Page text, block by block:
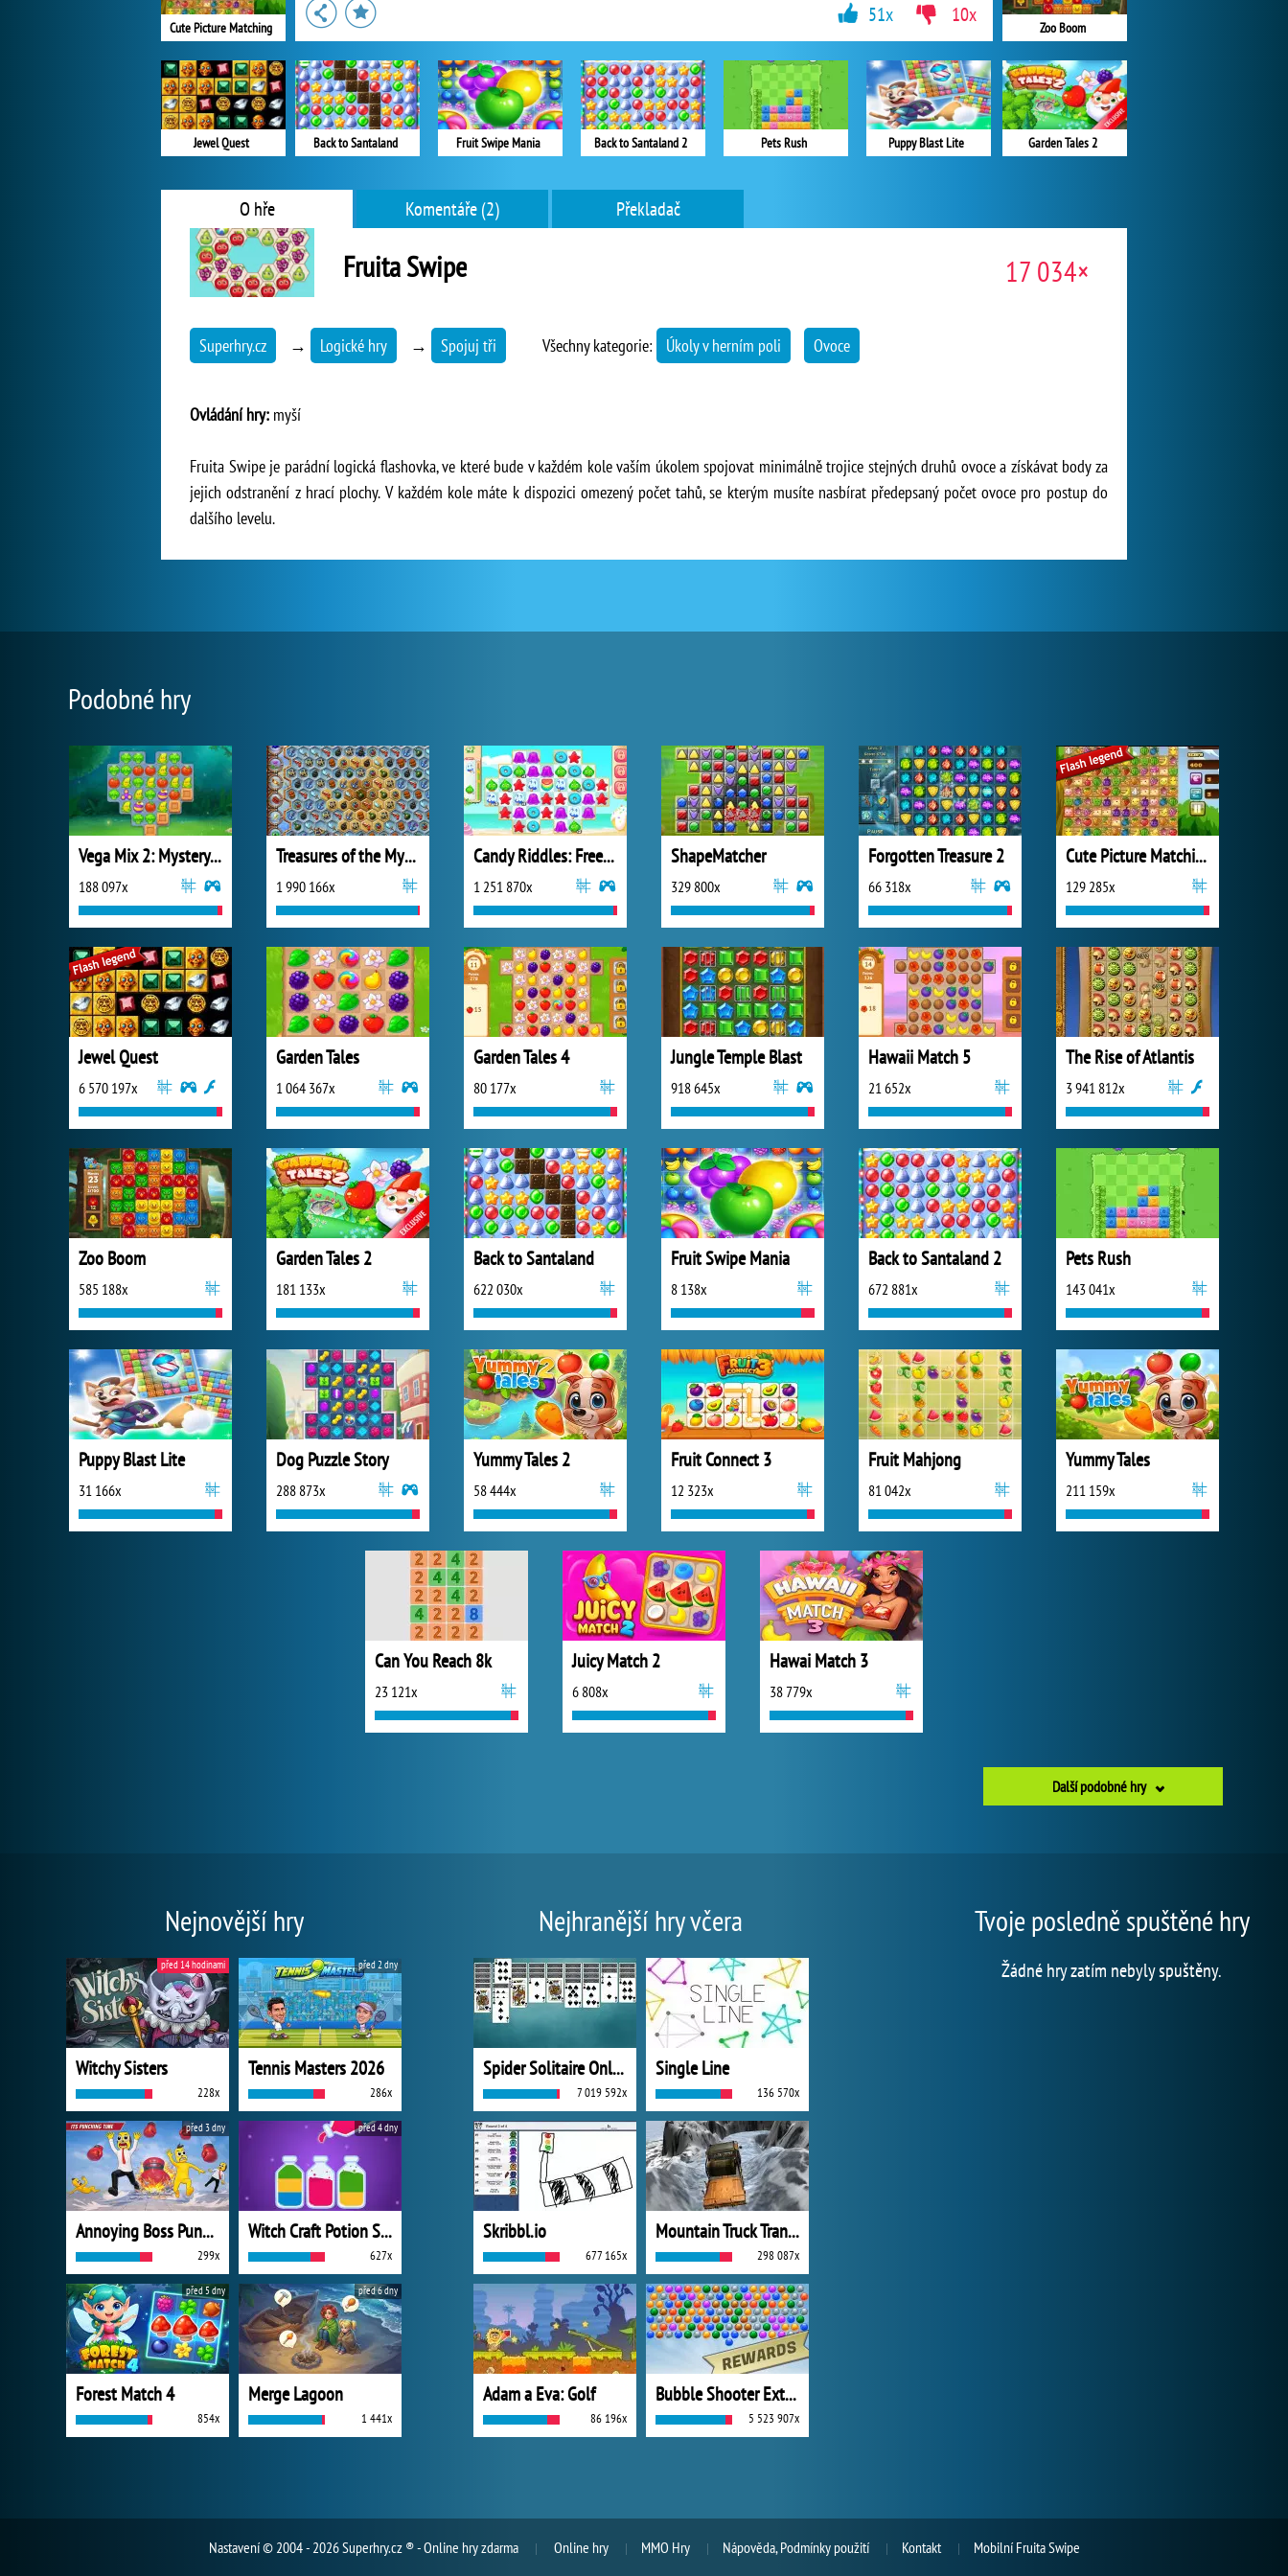
Cute Picture Matching
Jewel Quest
Zoo Boom
Garden Tales 2
Back to Santaland Fruit Swipe Mania Back to Santaland 2 Pets Rush Puppy Blast Lite
51x 10x
O hře Komentáře (2) Překladač
Fruita Swipe 17 034×
Superhry.cz → Logické hry → Spojuj tři Všechny kategorie: Úkoly v herním poli Ovoce
Ovládání hry: myší
Fruita Swipe je parádní logická flashovka, ve které bude v každém kole vaším úkolem spojovat minimálně trojice stejných druhů ovoce a získávat body za
jejich odstranění z hrací plochy. V každém kole máte k dispozici omezený počet tahů, se kterým musíte nasbírat předepsaný počet ovoce pro postup do
dalšího levelu.
Podobné hry
Vega Mix 2: Mystery of Island
188 097x
Treasures of the Mystic Sea
1 990 166x
Candy Riddles: Free Match 3 Puzzle
1 251 870x
ShapeMatcher
329 800x
Forgotten Treasure 2
66 318x
Cute Picture Matching
129 285x
Jewel Quest
6 570 197x
Garden Tales
1 064 367x
Garden Tales 4
80 177x
Jungle Temple Blast
918 645x
Hawaii Match 5
21 652x
The Rise of Atlantis
3 941 812x
Zoo Boom
585 188x
Garden Tales 2
181 133x
Back to Santaland
622 030x
Fruit Swipe Mania
8 138x
Back to Santaland 2
672 881x
Pets Rush
143 041x
Puppy Blast Lite
31 166x
Dog Puzzle Story
288 873x
Yummy Tales 2
58 444x
Fruit Connect 3
12 323x
Fruit Mahjong
81 042x
Yummy Tales
211 159x
Can You Reach 8k
23 121x
Juicy Match 2
6 808x
Hawai Match 3
38 779x
Další podobné hry
Nejnovější hry
Witchy Sisters
228x
před 14 hodinami
Tennis Masters 2026
286x
před 2 dny
Annoying Boss Punch Game
299x
před 3 dny
Witch Craft Potion Sort
627x
před 4 dny
Forest Match 4
854x
před 5 dny
Merge Lagoon
1 441x
před 6 dny
Nejhranější hry včera
Spider Solitaire Online
7 019 592x
Single Line
136 570x
Skribbl.io
677 165x
Mountain Truck Transport
298 087x
Adam a Eva: Golf
86 196x
Bubble Shooter Extreme
5 523 907x
Tvoje posledně spuštěné hry
Žádné hry zatím nebyly spuštěny.
Nastavení© 2004 - 2026 Superhry.cz ® - Online hry zdarma Online hry MMO Hry Nápověda, Podmínky použití Kontakt Mobilní Fruita Swipe